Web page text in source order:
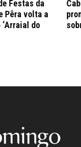
Festas da
Pêra volta a
do